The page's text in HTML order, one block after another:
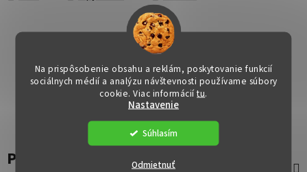
Na prispôsobenie obsahu a reklám, poskytovanie funkcií
sociálnych médií a analýzu návštevnosti používame súbory
cookie. Viac informáciítu.
Nastavenie
Odmietnuť
Súhlasím
Popis